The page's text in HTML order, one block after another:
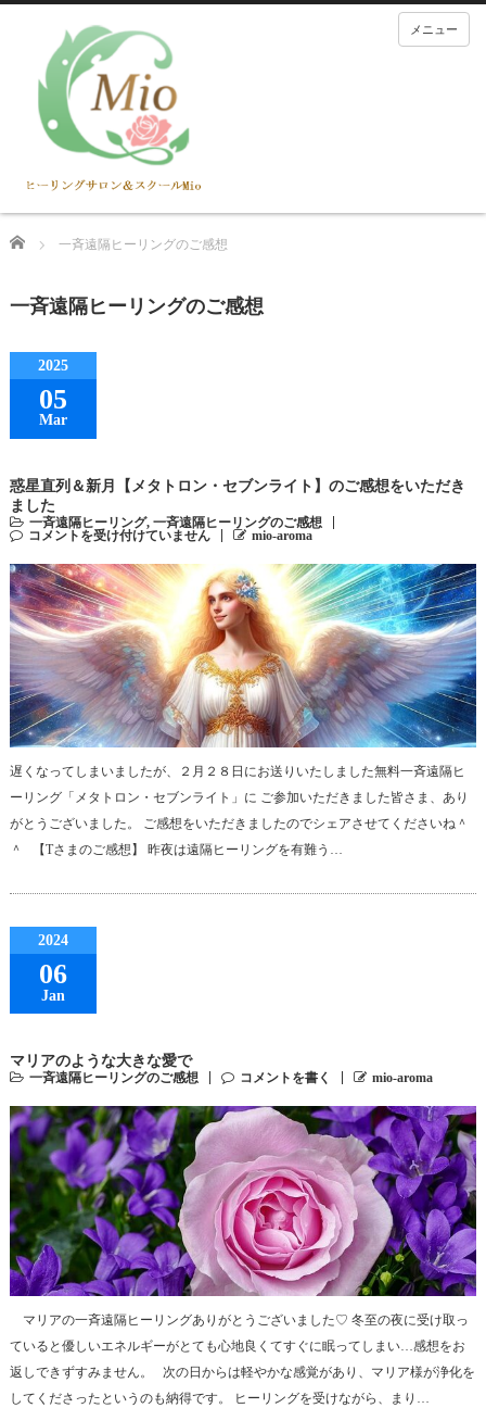
メニュー
Home 一斉遠隔ヒーリングのご感想
一斉遠隔ヒーリングのご感想
2025
05
Mar
惑星直列＆新月【メタトロン・セブンライト】のご感想をいただき
ました
一斉遠隔ヒーリング, 一斉遠隔ヒーリングのご感想
コメントを受け付けていません
mio-aroma
遅くなってしまいましたが、２月２８日にお送りいたしました無料一斉遠隔ヒ
ーリング「メタトロン・セブンライト」に ご参加いただきました皆さま、あり
がとうございました。 ご感想をいただきましたのでシェアさせてくださいね＾
＾ 【Tさまのご感想】 昨夜は遠隔ヒーリングを有難う…
2024
06
Jan
マリアのような大きな愛で
一斉遠隔ヒーリングのご感想 コメントを書く mio-aroma
マリアの一斉遠隔ヒーリングありがとうございました♡ 冬至の夜に受け取っ
ていると優しいエネルギーがとても心地良くてすぐに眠ってしまい…感想をお
返しできずすみません。 次の日からは軽やかな感覚があり、マリア様が浄化を
してくださったというのも納得です。 ヒーリングを受けながら、まり…